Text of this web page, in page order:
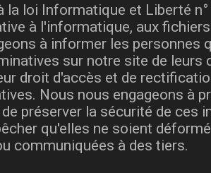
la loi Informatique et Liberté
à l'informatique, aux
à informer les personnes
sur notre site de leurs
droit d'accès et de
Nous nous engageons à
préserver la sécurité de ces
qu'elles ne soient
communiquées à des tiers.